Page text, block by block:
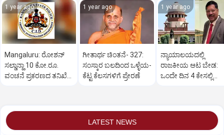
1 year ago
Mangaluru: ರೋಶನ್‌
ಸಲ್ಡಾನ್ಹಾ 10 ಕೋ.ರೂ.
ವಂಚನೆ ಪ್ರಕರಣದ ತನಿಖೆ
1 year ago
ಗೀತಾರ್ಥ ಚಿಂತನೆ- 327:
ಸಂಸ್ಕಾರ ಬಲದಿಂದ ಒಳ್ಳೆಯ-
ಕೆಟ್ಟ ಕೆಲಸಗಳಿಗೆ ಪ್ರೇರಣೆ
1 year ago
ನ್ಯಾಯಾಲಯದಲ್ಲಿ
ರಾಜಕೀಯ ಆಟ ಬೇಡ:
ಒಂದೇ ದಿನ 4 ಕೇಸಲ್ಲಿ
LATEST NEWS